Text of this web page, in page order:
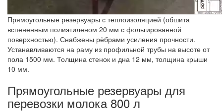
Прямоугольные резервуары с теплоизоляцией (обшита
вспененным полиэтиленом 20 мм с фольгированной
поверхностью). Снабжены рёбрами усиления прочности.
Устанавливаются на раму из профильной трубы на высоте от
пола 1500 мм. Толщина стенок и дна 12 мм, толщина крыши
10 мм.
Прямоугольные резервуары для
перевозки молока 800 л